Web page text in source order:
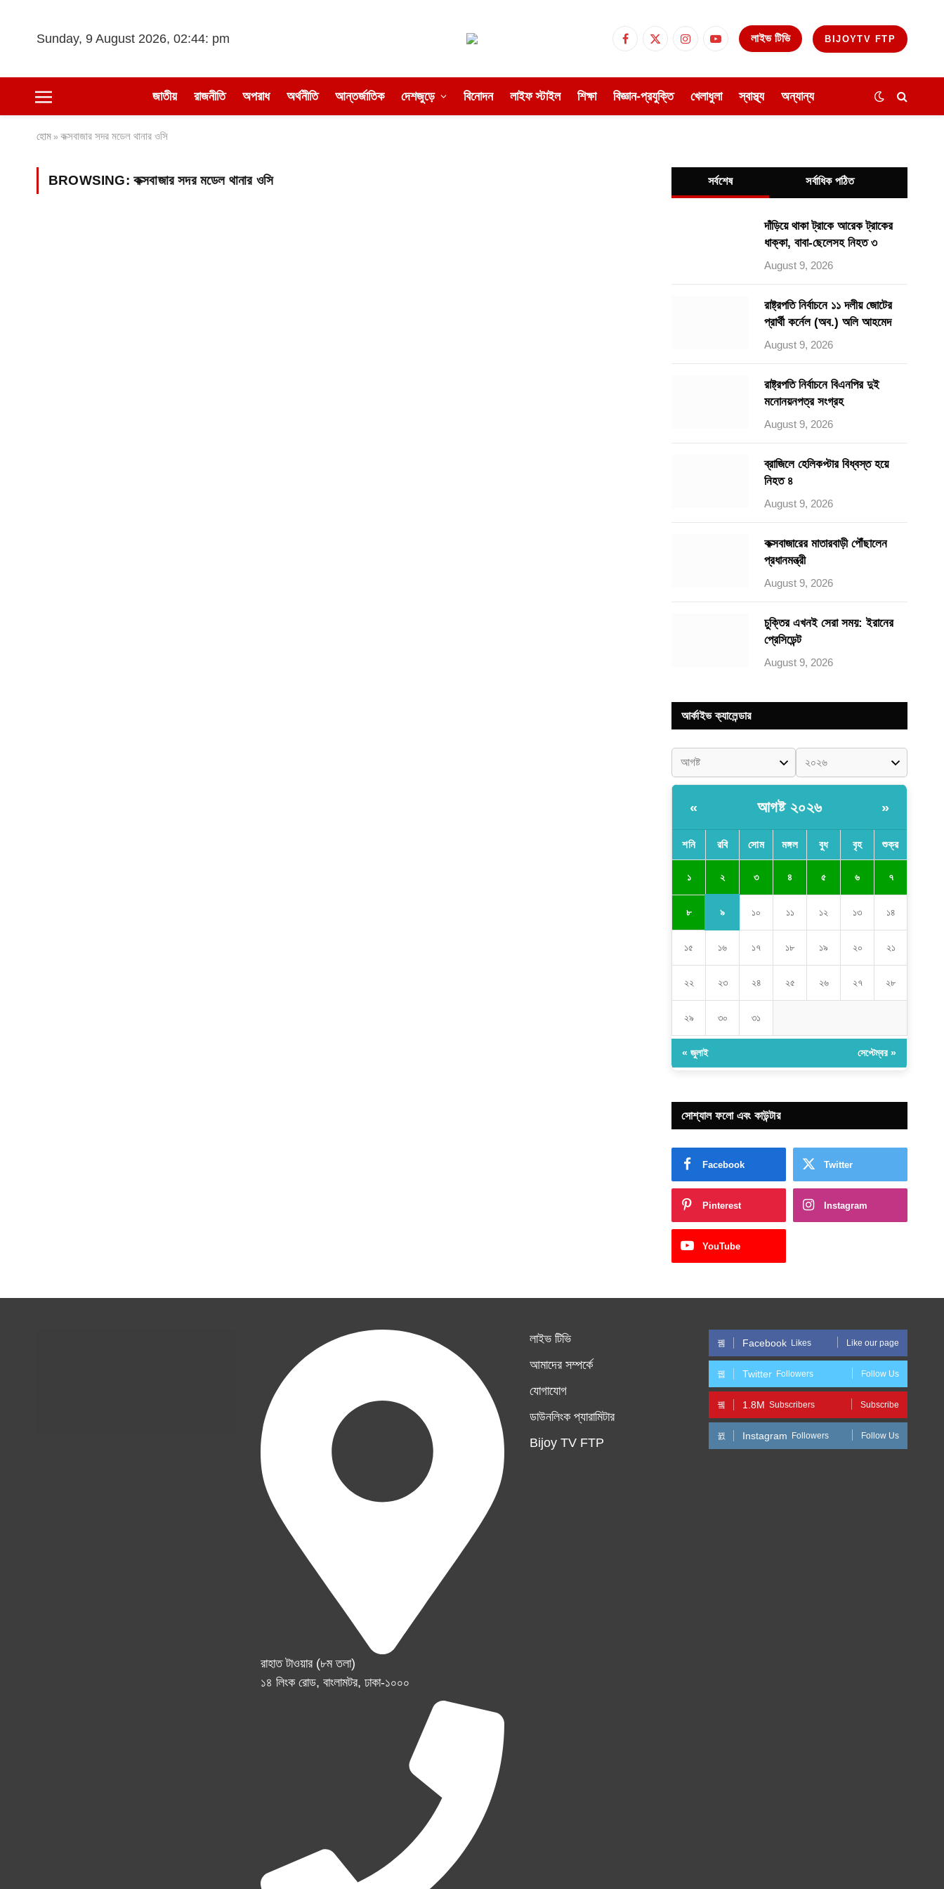
Sunday, 9 August 2026, 02:44: pm Facebook
X
InstagramYouTube
লাইভ টিভি BIJOYTV FTP
জাতীয় রাজনীতি অপরাধ অর্থনীতি আন্তর্জাতিক দেশজুড়ে বিনোদন লাইফ স্টাইল শিক্ষা বিজ্ঞান-প্রযুক্তি খেলাধুলা স্বাস্থ্য অন্যান্য
হোম » কক্সবাজার সদর মডেল থানার ওসি
BROWSING: কক্সবাজার সদর মডেল থানার ওসি সর্বশেষ সর্বাধিক পঠিত
দাঁড়িয়ে থাকা ট্রাকে আরেক ট্রাকের
ধাক্কা, বাবা-ছেলেসহ নিহত ৩
August 9, 2026
রাষ্ট্রপতি নির্বাচনে ১১ দলীয় জোটের
প্রার্থী কর্নেল (অব.) অলি আহমেদ
August 9, 2026
রাষ্ট্রপতি নির্বাচনে বিএনপির দুই
মনোনয়নপত্র সংগ্রহ
August 9, 2026
ব্রাজিলে হেলিকপ্টার বিধ্বস্ত হয়ে
নিহত ৪
August 9, 2026
কক্সবাজারের মাতারবাড়ী পৌঁছালেন
প্রধানমন্ত্রী
August 9, 2026
চুক্তির এখনই সেরা সময়: ইরানের
প্রেসিডেন্ট
August 9, 2026
আর্কাইভ ক্যালেন্ডার
« আগষ্ট ২০২৬ »
শনি রবি সোম মঙ্গল বুধ বৃহ শুক্র
১ ২ ৩ ৪ ৫ ৬ ৭
৮ ৯ ১০ ১১ ১২ ১৩ ১৪
১৫ ১৬ ১৭ ১৮ ১৯ ২০ ২১
২২ ২৩ ২৪ ২৫ ২৬ ২৭ ২৮
২৯ ৩০ ৩১
« জুলাই সেপ্টেম্বর »
সোশ্যাল ফলো এবং কাউন্টার
Facebook Twitter
Pinterest Instagram
YouTube
রাহাত টাওয়ার (৮ম তলা)
১৪ লিংক রোড, বাংলামটর, ঢাকা-১০০০
লাইভ টিভি
আমাদের সম্পর্কে
যোগাযোগ
ডাউনলিংক প্যারামিটার
Bijoy TV FTP
Facebook Likes Like our page
Twitter Followers Follow Us
1.8M Subscribers Subscribe
Instagram Followers Follow Us